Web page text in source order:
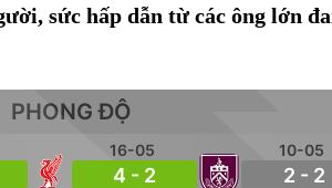
sức hấp dẫn từ các ông lớn
PHONG ĐỘ
16-05
4 - 2
10-05
2 - 2